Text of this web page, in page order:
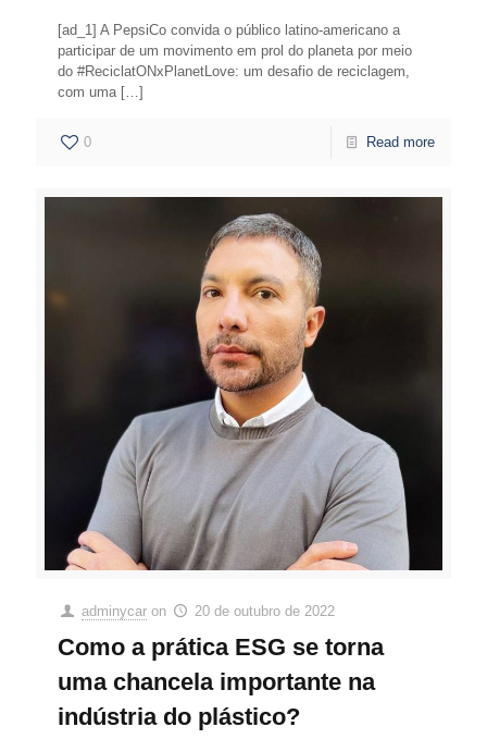
[ad_1] A PepsiCo convida o público latino-americano a
participar de um movimento em prol do planeta por meio
do #ReciclatONxPlanetLove: um desafio de reciclagem,
com uma […]
0 Read more
adminycar on 20 de outubro de 2022
Como a prática ESG se torna
uma chancela importante na
indústria do plástico?